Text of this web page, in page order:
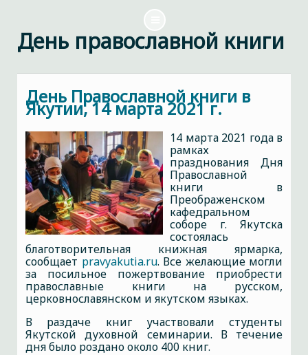
День православной книги
День Православной книги в
Якутии, 14 марта 2021 г.
14 марта 2021 года в
рамках
празднования Дня
Православной
книги в
Преображенском
кафедральном
соборе г. Якутска
состоялась
благотворительная книжная ярмарка,
сообщает pravyakutia.ru. Все желающие могли
за посильное пожертвование приобрести
православные книги на русском,
церковнославянском и якутском языках.
В раздаче книг участвовали студенты
Якутской духовной семинарии. В течение
дня было роздано около 400 книг.